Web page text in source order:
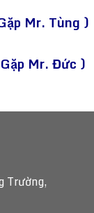
Mr. Tùng )
Mr. Đức )
Trường,